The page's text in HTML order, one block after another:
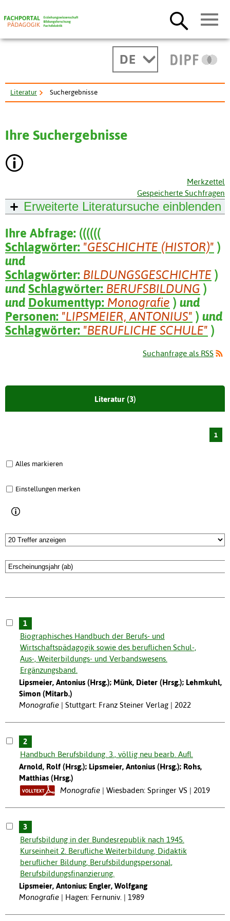
DE
Literatur Suchergebnisse
Ihre Suchergebnisse
Merkzettel
Gespeicherte Suchfragen
Erweiterte Literatursuche einblenden
Ihre Abfrage: ((((((
Schlagwörter: "GESCHICHTE (HISTOR)" )
und
Schlagwörter: BILDUNGSGESCHICHTE )
und Schlagwörter: BERUFSBILDUNG )
und Dokumenttyp: Monografie ) und
Personen: "LIPSMEIER, ANTONIUS" ) und
Schlagwörter: "BERUFLICHE SCHULE" )
Suchanfrage als RSS
Literatur (3)
1
Alles markieren
Einstellungen merken
1
Biographisches Handbuch der Berufs- und
Wirtschaftspädagogik sowie des beruflichen Schul-,
Aus-, Weiterbildungs- und Verbandswesens.
Ergänzungsband.
Lipsmeier, Antonius (Hrsg.); Münk, Dieter (Hrsg.); Lehmkuhl,
Simon (Mitarb.)
Monografie
Stuttgart: Franz Steiner Verlag | 2022
2
Handbuch Berufsbildung. 3., völlig neu bearb. Aufl.
Arnold, Rolf (Hrsg.); Lipsmeier, Antonius (Hrsg.); Rohs,
Matthias (Hrsg.)
Monografie
Wiesbaden: Springer VS | 2019
3
Berufsbildung in der Bundesrepublik nach 1945.
Kurseinheit 2. Berufliche Weiterbildung, Didaktik
beruflicher Bildung, Berufsbildungspersonal,
Berufsbildungsfinanzierung.
Lipsmeier, Antonius; Engler, Wolfgang
Monografie
Hagen: Fernuniv. | 1989